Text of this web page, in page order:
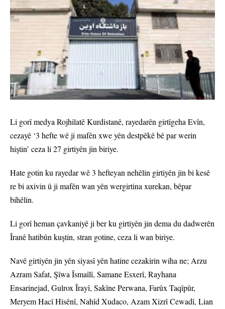
Li gorî medya Rojhilatê Kurdistanê, rayedarên girtîgeha Evîn,
cezayê ‘3 hefte wê ji mafên xwe yên destpêkê bê par werin
hiştin’ ceza li 27 girtiyên jin biriye.
Hate gotin ku rayedar wê 3 hefteyan nehêlin girtiyên jin bi kesê
re bi axivin û ji mafên wan yên wergirtina xurekan, bêpar
bihêlin.
Li gorî heman çavkaniyê ji ber ku girtiyên jin dema du dadwerên
Îranê hatibûn kuştin, stran gotine, ceza li wan biriye.
Navê girtiyên jin yên siyasî yên hatine cezakirin wiha ne; Arzu
Azram Safat, Şîwa Îsmaîlî, Samane Esxerî, Rayhana
Ensarinejad, Gulrox Îrayî, Sakîne Perwana, Farûx Taqîpûr,
Meryem Hacî Hisênî, Nahîd Xudaco, Azam Xizrî Cewadî, Lian